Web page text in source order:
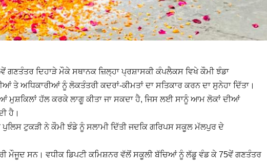
ਗਣਤੰਤਰ ਦਿਹਾੜੇ ਮੌਕੇ ਸਥਾਨਕ ਜ਼ਿਲ੍ਹਾ ਪ੍ਰਸ਼ਾਸਕੀ ਕੰਪਲੈਕਸ ਵਿਖੇ ਕੌਮੀ ਝੰਡਾ
ਅਧਿਕਾਰੀਆਂ ਨੂੰ ਲੋਕਤੰਤਰੀ ਕਦਰਾਂ-ਕੀਮਤਾਂ ਦਾ ਸਤਿਕਾਰ ਕਰਨ ਦਾ ਸੁਨੇਹਾ ਦਿੱਤਾ।
ਮੁਸ਼ਕਿਲਾਂ ਹੱਲ ਕਰਕੇ ਲਾਗੂ ਕੀਤਾ ਜਾ ਸਕਦਾ ਹੈ, ਜਿਸ ਲਈ ਸਾਨੂੰ ਆਮ ਲੋਕਾਂ ਦੀਆਂ
ਹੈ।
ਟੁਕੜੀ ਨੇ ਕੌਮੀ ਝੰਡੇ ਨੂੰ ਸਲਾਮੀ ਦਿੱਤੀ ਜਦਕਿ ਗਰਿਪਸ ਸਕੂਲ ਮੱਲਪੁਰ ਦੇ
ਮੌਜੂਦ ਸਨ। ਵਧੀਕ ਡਿਪਟੀ ਕਮਿਸ਼ਨਰ ਵੱਲੋਂ ਸਕੂਲੀ ਬੱਚਿਆਂ ਨੂੰ ਲੱਡੂ ਵੰਡ ਕੇ 75ਵੇਂ ਗਣਤੰਤਰ